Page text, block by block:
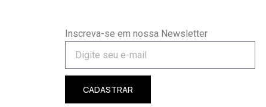
Inscreva-se em nossa Newsletter
CADASTRAR